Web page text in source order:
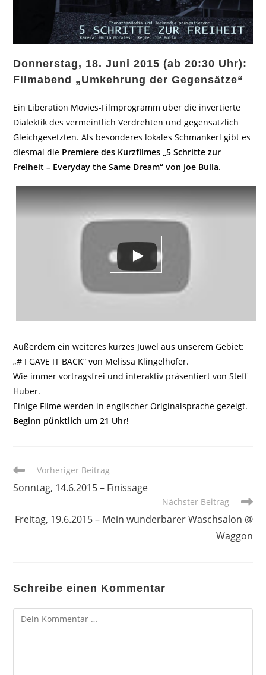
Donnerstag, 18. Juni 2015 (ab 20:30 Uhr):
Filmabend „Umkehrung der Gegensätze“
Ein Liberation Movies-Filmprogramm über die invertierte
Dialektik des vermeintlich Verdrehten und gegensätzlich
Gleichgesetzten. Als besonderes lokales Schmankerl gibt es
diesmal die Premiere des Kurzfilmes „5 Schritte zur
Freiheit – Everyday the Same Dream“ von Joe Bulla.
Außerdem ein weiteres kurzes Juwel aus unserem Gebiet:
„# I GAVE IT BACK“ von Melissa Klingelhöfer.
Wie immer vortragsfrei und interaktiv präsentiert von Steff
Huber.
Einige Filme werden in englischer Originalsprache gezeigt.
Beginn pünktlich um 21 Uhr!
Weitere
ansehen
Vorheriger Beitrag
Sonntag, 14.6.2015 – Finissage
Nächster Beitrag
Freitag, 19.6.2015 – Mein wunderbarer Waschsalon @
Waggon
Schreibe einen Kommentar
Kommentar